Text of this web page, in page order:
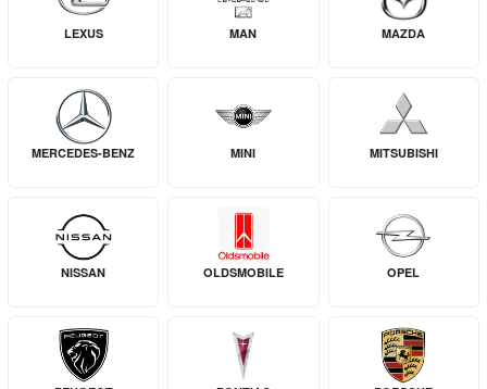
LEXUS MAN MAZDA
MERCEDES-BENZ MINI MITSUBISHI
NISSAN OLDSMOBILE OPEL